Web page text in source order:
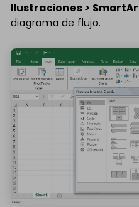
Ilustraciones >
diagrama de flujo.